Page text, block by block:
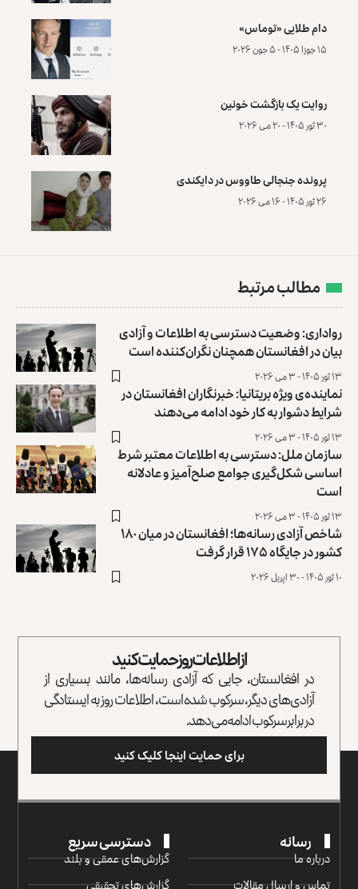
دام طلایی «توماس»
۱۵ جوزا ۱۴۰۵ - ۵ جون ۲۰۲۶
روایت یک بازگشت خونین
۳۰ ثور ۱۴۰۵ - ۲۰ می ۲۰۲۶
پرونده‌ جنجالی طاووس در دایکندی
۲۶ ثور ۱۴۰۵ - ۱۶ می ۲۰۲۶
مطالب مرتبط
رواداری: وضعیت دسترسی به اطلاعات و آزادی
بیان در افغانستان همچنان نگران‌کننده است
۱۳ ثور ۱۴۰۵ - ۳ می ۲۰۲۶
نماینده‌ی ویژه بریتانیا: خبرنگاران افغانستان در
شرایط دشوار به کار خود ادامه می‌دهند
۱۳ ثور ۱۴۰۵ - ۳ می ۲۰۲۶
سازمان ملل: دسترسی به اطلاعات معتبر شرط
اساسی شکل‌گیری جوامع صلح‌آمیز و عادلانه
است
۱۳ ثور ۱۴۰۵ - ۳ می ۲۰۲۶
شاخص آزادی رسانه‌ها؛ افغانستان در میان ۱۸۰
کشور در جایگاه ۱۷۵ قرار گرفت
۱۰ ثور ۱۴۰۵ - ۳۰ اپریل ۲۰۲۶
از اطلاعات روز حمایت کنید
در افغانستان، جایی که آزادی رسانه‌ها، مانند بسیاری از
آزادی‌های دیگر، سرکوب شده است، اطلاعات روز به ایستادگی
در برابر سرکوب ادامه می‌دهد.
برای حمایت اینجا کلیک کنید
رسانه
درباره ما
دسترسی سریع
گزارش‌‌های عمقی و بلند